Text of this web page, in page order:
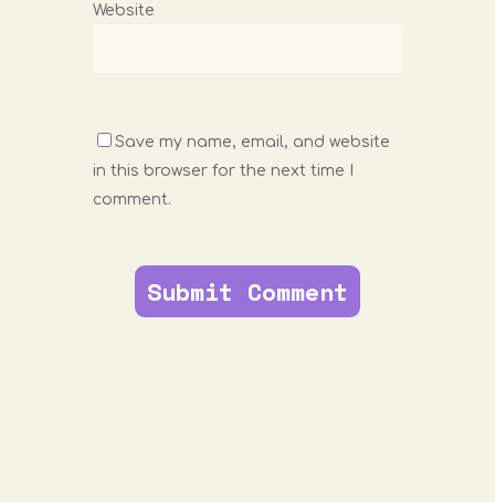
Website
Save my name, email, and website
in this browser for the next time I
comment.